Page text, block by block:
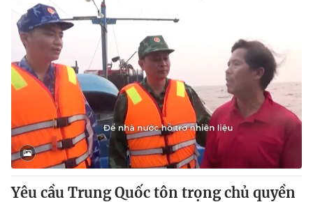
Yêu cầu Trung Quốc tôn trọng chủ quyền